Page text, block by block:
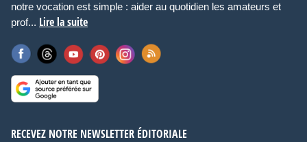
notre vocation est simple : aider au quotidien les amateurs et
prof... Lire la suite
RECEVEZ NOTRE NEWSLETTER ÉDITORIALE